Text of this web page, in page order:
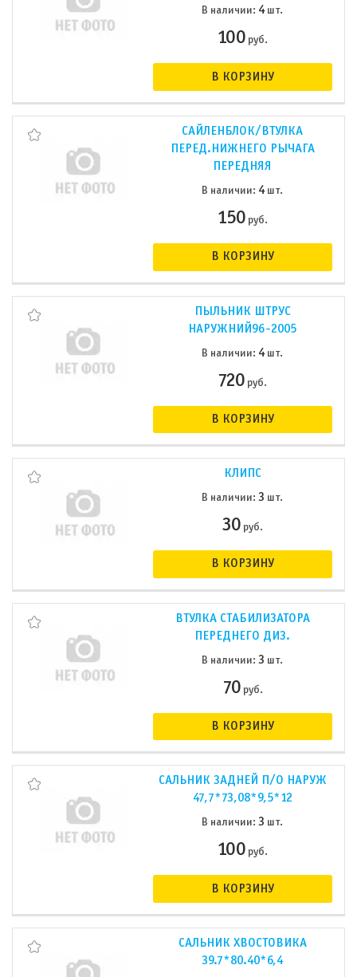
В наличии: 4шт.
100руб.
В КОРЗИНУ
САЙЛЕНБЛОК/ВТУЛКА
ПЕРЕД.НИЖНЕГО РЫЧАГА
ПЕРЕДНЯЯ
В наличии: 4шт.
150руб.
В КОРЗИНУ
ПЫЛЬНИК ШТРУС
НАРУЖНИЙ96-2005
В наличии: 4шт.
720 руб.
В КОРЗИНУ
КЛИПС
В наличии:3 шт.
30 руб.
В КОРЗИНУ
ВТУЛКА СТАБИЛИЗАТОРА
ПЕРЕДНЕГО ДИЗ.
В наличии:3 шт.
70руб.
В КОРЗИНУ
САЛЬНИК ЗАДНЕЙ П/О НАРУЖ
47,7*73,08*9,5*12
В наличии:3 шт.
100руб.
В КОРЗИНУ
САЛЬНИК ХВОСТОВИКА
39.7*80.40*6,4